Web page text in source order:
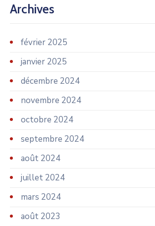
Archives
février 2025
janvier 2025
décembre 2024
novembre 2024
octobre 2024
septembre 2024
août 2024
juillet 2024
mars 2024
août 2023